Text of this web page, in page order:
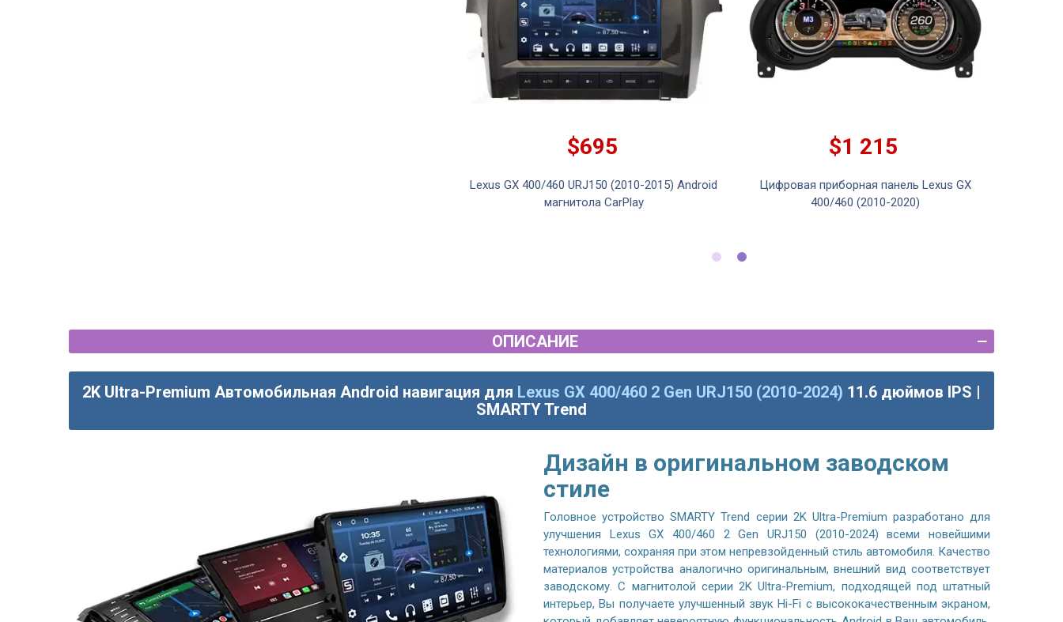
$695
Lexus GX 400/460 URJ150 (2010-2015) Android
магнитола CarPlay
$1 215
Цифровая приборная панель Lexus GX
400/460 (2010-2020)
ОПИСАНИЕ
2K Ultra-Premium Автомобильная Android навигация для Lexus GX 400/460 2 Gen URJ150 (2010-2024) 11.6 дюймов IPS |
SMARTY Trend
Дизайн в оригинальном заводском
стиле
Головное устройство SMARTY Trend серии 2K Ultra-Premium разработано для
улучшения Lexus GX 400/460 2 Gen URJ150 (2010-2024) всеми новейшими
технологиями, сохраняя при этом непревзойденный стиль автомобиля. Качество
материалов устройства аналогично оригинальным, внешний вид соответствует
заводскому. С магнитолой серии 2K Ultra-Premium, подходящей под штатный
интерьер, Вы получаете улучшенный звук Hi-Fi с высококачественным экраном,